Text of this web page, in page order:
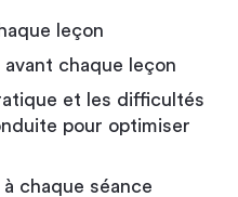
leçon
chaque leçon
et les difficultés
pour optimiser
chaque séance